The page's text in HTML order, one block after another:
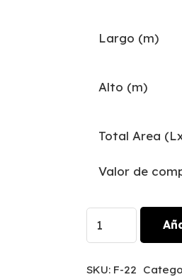
Largo (m)
Alto (m)
Total Area
Valor de
de
SKU: F-22